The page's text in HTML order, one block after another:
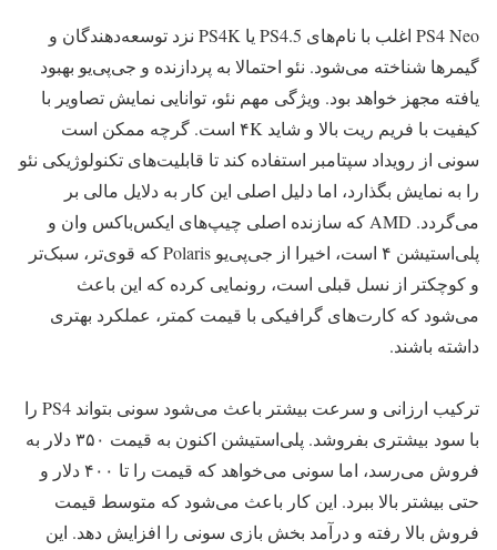
PS4 Neo اغلب با نام‌های PS4.5 یا PS4K نزد توسعه‌دهندگان و
گیمرها شناخته می‌شود. نئو احتمالا به پردازنده و جی‌پی‌یو بهبود
یافته مجهز خواهد بود. ویژگی مهم نئو، توانایی نمایش تصاویر با
کیفیت با فریم ریت بالا و شاید ۴K است. گرچه ممکن است
سونی از رویداد سپتامبر استفاده کند تا قابلیت‌های تکنولوژیکی نئو
را به نمایش بگذارد، اما دلیل اصلی این کار به دلایل مالی بر
می‌گردد. AMD که سازنده اصلی چیپ‌های ایکس‌باکس وان و
پلی‌استیشن ۴ است، اخیرا از جی‌پی‌یو Polaris که قوی‌تر، سبک‌تر
و کوچکتر از نسل قبلی است، رونمایی کرده که این باعث
می‌شود که کارت‌های گرافیکی با قیمت کمتر، عملکرد بهتری
داشته باشند.
ترکیب ارزانی و سرعت بیشتر باعث می‌شود سونی بتواند PS4 را
با سود بیشتری بفروشد. پلی‌استیشن اکنون به قیمت ۳۵۰ دلار به
فروش می‌رسد، اما سونی می‌خواهد که قیمت را تا ۴۰۰ دلار و
حتی بیشتر بالا ببرد. این کار باعث می‌شود که متوسط قیمت
فروش بالا رفته و درآمد بخش بازی سونی را افزایش دهد. این